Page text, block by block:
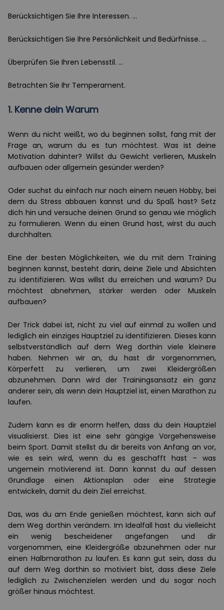
Berücksichtigen Sie Ihre Interessen. ...
Berücksichtigen Sie Ihre Persönlichkeit und Bedürfnisse. ...
Überprüfen Sie Ihren Lebensstil. ...
Betrachten Sie Ihr Temperament.
1. Kenne dein Warum
Wenn du nicht weißt, wo du beginnen sollst, fang mit der
Frage an, warum du es tun möchtest. Was ist deine
Motivation dahinter? Willst du Gewicht verlieren, Muskeln
aufbauen oder allgemein gesünder werden?
Oder suchst du einfach nur nach einem neuen Hobby, bei
dem du Stress abbauen kannst und du Spaß hast? Setz
dich hin und versuche deinen Grund so genau wie möglich
zu formulieren. Wenn du einen Grund hast, wirst du auch
durchhalten.
Eine der besten Möglichkeiten, wie du mit dem Training
beginnen kannst, besteht darin, deine Ziele und Absichten
zu identifizieren. Was willst du erreichen und warum? Du
möchtest abnehmen, stärker werden oder Muskeln
aufbauen?
Der Trick dabei ist, nicht zu viel auf einmal zu wollen und
lediglich ein einziges Hauptziel zu identifizieren. Dieses kann
selbstverständlich auf dem Weg dorthin viele kleinere
haben. Nehmen wir an, du hast dir vorgenommen,
Körperfett zu verlieren, um zwei Kleidergrößen
abzunehmen. Dann wird der Trainingsansatz ein ganz
anderer sein, als wenn dein Hauptziel ist, einen Marathon zu
laufen.
Zudem kann es dir enorm helfen, dass du dein Hauptziel
visualisierst. Dies ist eine sehr gängige Vorgehensweise
beim Sport. Damit stellst du dir bereits von Anfang an vor,
wie es sein wird, wenn du es geschafft hast – was
ungemein motivierend ist. Dann kannst du auf dessen
Grundlage einen Aktionsplan oder eine Strategie
entwickeln, damit du dein Ziel erreichst.
Das, was du am Ende genießen möchtest, kann sich auf
dem Weg dorthin verändern. Im Idealfall hast du vielleicht
ein wenig bescheidener angefangen und dir
vorgenommen, eine Kleidergröße abzunehmen oder nur
einen Halbmarathon zu laufen. Es kann gut sein, dass du
auf dem Weg dorthin so motiviert bist, dass diese Ziele
lediglich zu Zwischenzielen werden und du sogar noch
größer hinaus möchtest.